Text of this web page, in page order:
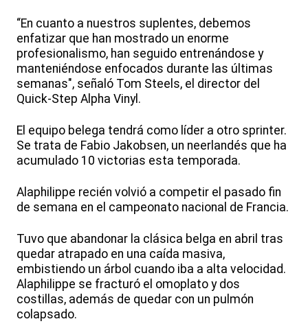
“En cuanto a nuestros suplentes, debemos
enfatizar que han mostrado un enorme
profesionalismo, han seguido entrenándose y
manteniéndose enfocados durante las últimas
semanas", señaló Tom Steels, el director del
Quick-Step Alpha Vinyl.
El equipo belega tendrá como líder a otro sprinter.
Se trata de Fabio Jakobsen, un neerlandés que ha
acumulado 10 victorias esta temporada.
Alaphilippe recién volvió a competir el pasado fin
de semana en el campeonato nacional de Francia.
Tuvo que abandonar la clásica belga en abril tras
quedar atrapado en una caída masiva,
embistiendo un árbol cuando iba a alta velocidad.
Alaphilippe se fracturó el omoplato y dos
costillas, además de quedar con un pulmón
colapsado.